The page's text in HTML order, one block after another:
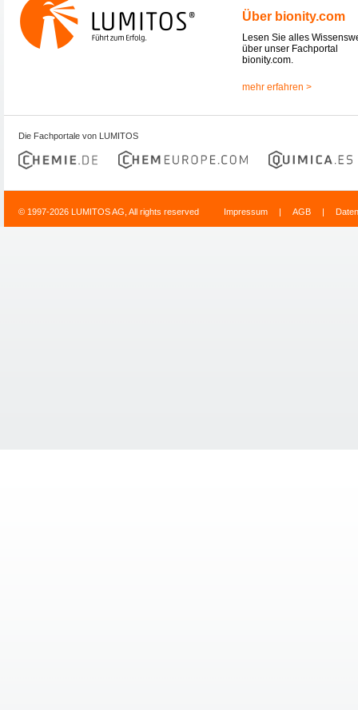
Über bionity.com
Lesen Sie alles
über unser Fachportal
bionity.com.
mehr erfahren >
Die Fachportale von LUMITOS
© 1997-2026 LUMITOS AG, All rights reserved Impressum | AGB |